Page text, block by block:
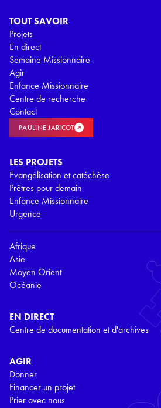
TOUT SAVOIR
Projets
En direct
Semaine Missionnaire
Agir
Enfance Missionnaire
Centre de recherche
Contact
PAULINE JARICOT
LES PROJETS
Evangélisation et catéchèse
Prêtres pour demain
Enfance Missionnaire
Urgence
Afrique
Asie
Moyen Orient
Océanie
EN DIRECT
Centre de documentation et d'archives
AGIR
Donner
Financer un projet
Prier avec nous